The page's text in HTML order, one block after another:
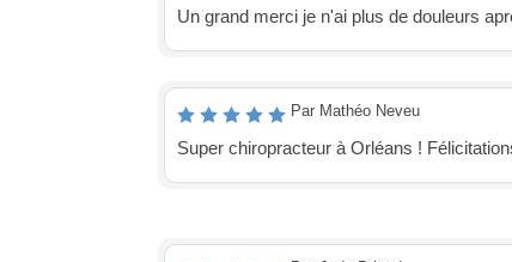
Un grand merci je n'ai plus de douleurs
Par Mathéo Neveu
Super chiropracteur à Orléans !